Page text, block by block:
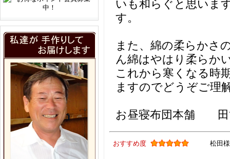
いも和らぐと思いま
す。
また、綿の柔らかさ
ん綿はやはり柔らか
これから寒くなる時
ますのでどうぞご理
お昼寝布団本舗 田
おすすめ度 松田様